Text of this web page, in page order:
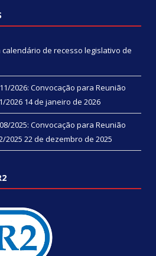
de recesso legislativo de
2026: Convocação para Reunião
2026 14 de janeiro de 2026
2025: Convocação para Reunião
2025 22 de dezembro de 2025